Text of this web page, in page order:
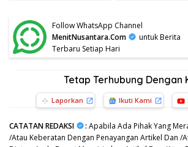
Follow WhatsApp Channel
MenitNusantara.Com
untuk Berita
Terbaru Setiap Hari
Tetap Terhubung Dengan
Laporkan Ikuti Kami
CATATAN REDAKSI : Apabila Ada Pihak Yang
/Atau Keberatan Dengan Penayangan Artikel Dan /